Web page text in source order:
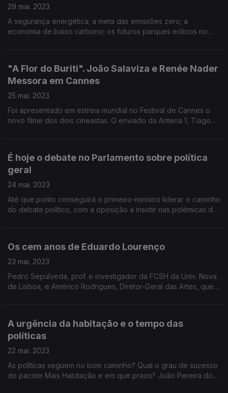
29 mai. 2023
A segurança energética; a meta das emissões zero; a
economia de baixo carbono; os futuros parques eólicos no
"A Flor do Buriti". João Salaviza e Renée Nader
Messora em Cannes
25 mai. 2023
Foi apresentado em estreia mundial no Festival de Cannes o
novo filme dos dois cineastas. O enviado da Antena 1, Tiago
É hoje o debate no Parlamento sobre política
geral
24 mai. 2023
Até que ponto conseguirá o primeiro-ministro liderar o caminho
do debate político, com a oposição a insistir nas polémicas das
Os cem anos de Eduardo Lourenço
23 mai. 2023
Pedro Sepúlveda, prof. e investigador da FCSH da Univ. Nova
de Lisboa, e Américo Rodrigues, Diretor-Geral das Artes, que
A urgência da habitação e o tempo das
políticas
22 mai. 2023
As políticas seguem no bom caminho? Qual o grau de sucesso
do pacote Mais Habitação e em que prazo? João Pereira dos